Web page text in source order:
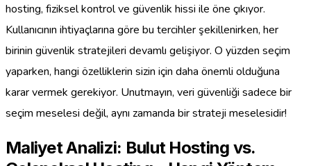
hosting, fiziksel kontrol ve güvenlik hissi ile öne çıkıyor.
Kullanıcının ihtiyaçlarına göre bu tercihler şekillenirken, her
birinin güvenlik stratejileri devamlı gelişiyor. O yüzden seçim
yaparken, hangi özelliklerin sizin için daha önemli olduğuna
karar vermek gerekiyor. Unutmayın, veri güvenliği sadece bir
seçim meselesi değil, aynı zamanda bir strateji meselesidir!
Maliyet Analizi: Bulut Hosting vs.